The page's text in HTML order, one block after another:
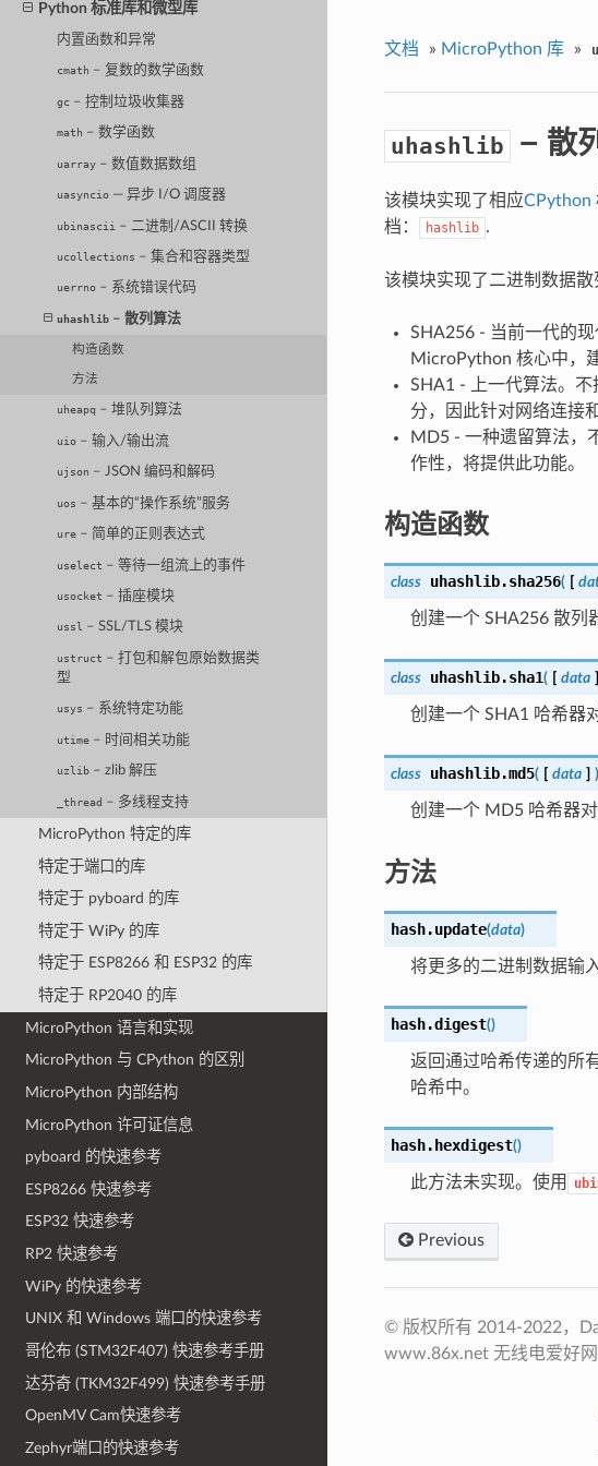
Python 标准库和微型库
内置函数和异常
cmath – 复数的数学函数
gc – 控制垃圾收集器
math – 数学函数
uarray – 数值数据数组
uasyncio — 异步 I/O 调度器
ubinascii – 二进制/ASCII 转换
ucollections – 集合和容器类型
uerrno – 系统错误代码
uhashlib – 散列算法
构造函数
方法
uheapq – 堆队列算法
uio – 输入/输出流
ujson – JSON 编码和解码
uos – 基本的“操作系统”服务
ure – 简单的正则表达式
uselect – 等待一组流上的事件
usocket – 插座模块
ussl – SSL/TLS 模块
ustruct – 打包和解包原始数据类
型
usys – 系统特定功能
utime – 时间相关功能
uzlib – zlib 解压
_thread – 多线程支持
MicroPython 特定的库
特定于端口的库
特定于 pyboard 的库
特定于 WiPy 的库
特定于 ESP8266 和 ESP32 的库
特定于 RP2040 的库
MicroPython 语言和实现
MicroPython 与 CPython 的区别
MicroPython 内部结构
MicroPython 许可证信息
pyboard 的快速参考
ESP8266 快速参考
ESP32 快速参考
RP2 快速参考
WiPy 的快速参考
UNIX 和 Windows 端口的快速参考
哥伦布 (STM32F407) 快速参考手册
达芬奇 (TKM32F499) 快速参考手册
OpenMV Cam快速参考
Zephyr端口的快速参考
文档 » MicroPython 库 »
uhashlib – 散
该模块实现了相应CPython
档：
hashlib .
该模块实现了二进制数据
SHA256 - 当前一代的
MicroPython 核心中，
SHA1 - 上一代算法。
分，因此针对网络连接
MD5 - 一种遗留算法，
作性，将提供此功能。
构造函数
class uhashlib.sha256( [
创建一个 SHA256 散列
class uhashlib.sha1( [ data ]
创建一个 SHA1 哈希器
class uhashlib.md5( [ data ] )
创建一个 MD5 哈希器
方法
hash.update(data)
将更多的二进制数据输
hash.digest()
返回通过哈希传递的所
哈希中。
hash. hexdigest()
此方法未实现。使用
Previous
© 版权所有 2014-2022，
www.86x.net 无线电爱好